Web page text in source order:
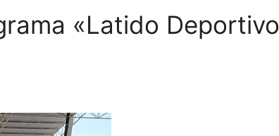
«Latido Deportivo